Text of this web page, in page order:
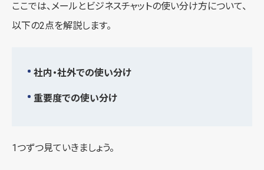
ここでは、メールとビジネスチャットの使い分け方について、
以下の2点を解説します。
社内・社外での使い分け
重要度での使い分け
1つずつ見ていきましょう。